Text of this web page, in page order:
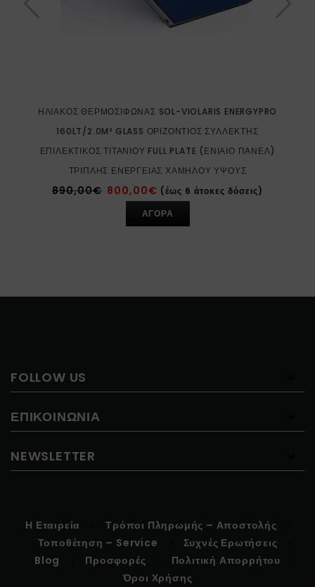
ΗΛΙΑΚΌΣ ΘΕΡΜΟΣΊΦΩΝΑΣ SOL-VIOLARIS ENERGYPRO
160LT/2.0M² GLASS ΟΡΙΖΌΝΤΙΟΣ ΣΥΛΛΈΚΤΗΣ
ΕΠΙΛΕΚΤΙΚΌΣ ΤΙΤΑΝΊΟΥ FULL PLATE (ΕΝΙΑΊΟ ΠΆΝΕΛ)
ΤΡΙΠΛΉΣ ΕΝΈΡΓΕΙΑΣ ΧΑΜΗΛΟΎ ΎΨΟΥΣ
890,00€ 800,00€ (έως 6 άτοκες δόσεις)
ΑΓΟΡΑ
FOLLOW US
ΕΠΙΚΟΙΝΩΝΊΑ
NEWSLETTER
Η Εταιρεία
Τρόποι Πληρωμής – Αποστολής
Τοποθέτηση – Service
Συχνές Ερωτήσεις
Blog
Προσφορές
Πολιτική Απορρήτου
Όροι Χρήσης